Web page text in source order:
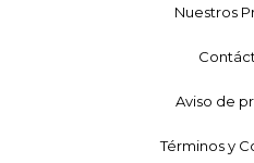
Nuestros
Aviso de
Términos y